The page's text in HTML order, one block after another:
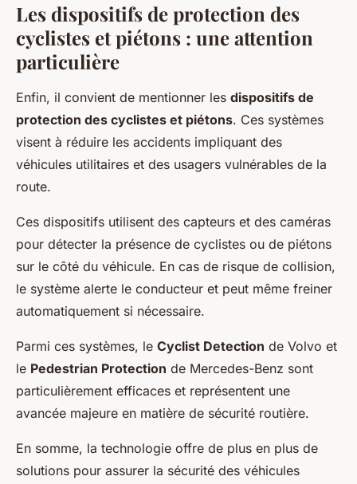
Les dispositifs de protection des
cyclistes et piétons : une attention
particulière
Enfin, il convient de mentionner les dispositifs de
protection des cyclistes et piétons. Ces systèmes
visent à réduire les accidents impliquant des
véhicules utilitaires et des usagers vulnérables de la
route.
Ces dispositifs utilisent des capteurs et des caméras
pour détecter la présence de cyclistes ou de piétons
sur le côté du véhicule. En cas de risque de collision,
le système alerte le conducteur et peut même freiner
automatiquement si nécessaire.
Parmi ces systèmes, le Cyclist Detection de Volvo et
le Pedestrian Protection de Mercedes-Benz sont
particulièrement efficaces et représentent une
avancée majeure en matière de sécurité routière.
En somme, la technologie offre de plus en plus de
solutions pour assurer la sécurité des véhicules